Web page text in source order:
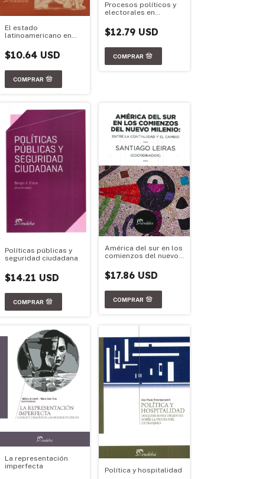
El estado
latinoamericano en
crisis y prospectiva
$10.64 USD
Procesos políticos y
electorales en
2013)
$12.79 USD
Políticas públicas y
seguridad ciudadana
$14.21 USD
América del sur en los
comienzos del nuevo
$17.86 USD
La representación
imperfecta
Política y hospitalidad